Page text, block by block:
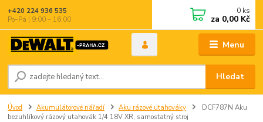
Menu
Hledat
+420 224 936 535
Po–Pá | 9:00 – 16:00
0 ks
za 0,00 Kč
Úvod Akumulátorové nářadí Aku rázové utahováky
DCF787N Aku
bezuhlíkový rázový utahovák 1/4 18V XR, samostatný stroj